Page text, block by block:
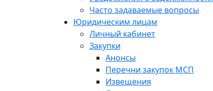
Часто задаваемые вопросы
Юридическим лицам
Личный кабинет
Закупки
Анонсы
Перечни закупок МСП
Извещения